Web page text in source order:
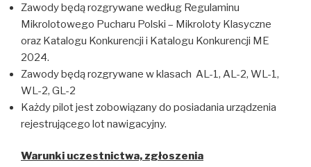
Zawody będą rozgrywane według Regulaminu
Mikrolotowego Pucharu Polski – Mikroloty Klasyczne
oraz Katalogu Konkurencji i Katalogu Konkurencji ME
2024.
Zawody będą rozgrywane w klasach AL-1, AL-2, WL-1,
WL-2, GL-2
Każdy pilot jest zobowiązany do posiadania urządzenia
rejestrującego lot nawigacyjny.
Warunki uczestnictwa, zgłoszenia